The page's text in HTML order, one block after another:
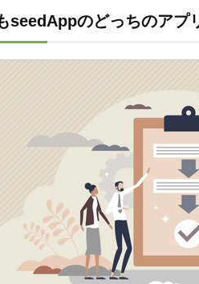
seedAppのどっちのアプ